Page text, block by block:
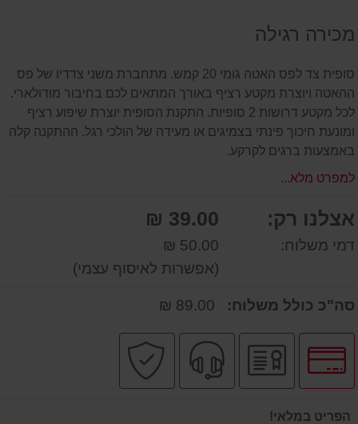
מכירה רגילה
סופית צד לפס האטה גומי 20 קמש. מתחברת משני צדדיו של פס
ההאטה ויוצרת מקטע רציף באורך המתאים לכם בחיבור מודולארי.
לכל מקטע דרושות 2 סופיות. התקנת הסופית יוצרת שיפוע רציף
ומונעת חיכוך פינתי בצמיגים או מעידה של הולכי רגל. ההתקנה קלה
באמצעות ברגים לקרקע.
למפרט מלא...
אצלנו רק: 39.00 ₪
דמי משלוח:
50.00 ₪
(אפשרות לאיסוף עצמי)
סה"כ כולל משלוח:
לחץ
לאפשרויות
תשלומים
יבואן
רשמי
שירות
מקצועי
הפריט במלאי!